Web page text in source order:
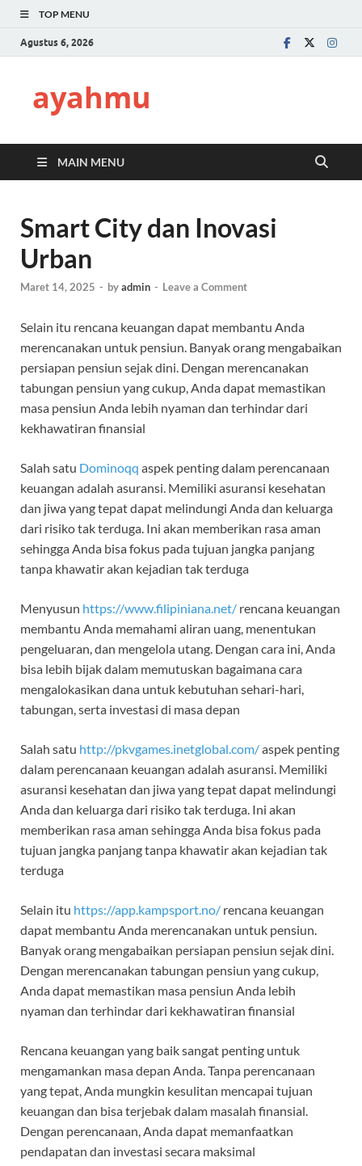
TOP MENU
Agustus 6, 2026
ayahmu
MAIN MENU
Smart City dan Inovasi
Urban
Maret 14, 2025 - byadmin - Leave a Comment
Selain itu rencana keuangan dapat membantu Anda
merencanakan untuk pensiun. Banyak orang mengabaikan
persiapan pensiun sejak dini. Dengan merencanakan
tabungan pensiun yang cukup, Anda dapat memastikan
masa pensiun Anda lebih nyaman dan terhindar dari
kekhawatiran finansial
Salah satu Dominoqq aspek penting dalam perencanaan
keuangan adalah asuransi. Memiliki asuransi kesehatan
dan jiwa yang tepat dapat melindungi Anda dan keluarga
dari risiko tak terduga. Ini akan memberikan rasa aman
sehingga Anda bisa fokus pada tujuan jangka panjang
tanpa khawatir akan kejadian tak terduga
Menyusun https://www.filipiniana.net/ rencana keuangan
membantu Anda memahami aliran uang, menentukan
pengeluaran, dan mengelola utang. Dengan cara ini, Anda
bisa lebih bijak dalam memutuskan bagaimana cara
mengalokasikan dana untuk kebutuhan sehari-hari,
tabungan, serta investasi di masa depan
Salah satu http://pkvgames.inetglobal.com/aspek penting
dalam perencanaan keuangan adalah asuransi. Memiliki
asuransi kesehatan dan jiwa yang tepat dapat melindungi
Anda dan keluarga dari risiko tak terduga. Ini akan
memberikan rasa aman sehingga Anda bisa fokus pada
tujuan jangka panjang tanpa khawatir akan kejadian tak
terduga
Selain itu https://app.kampsport.no/ rencana keuangan
dapat membantu Anda merencanakan untuk pensiun.
Banyak orang mengabaikan persiapan pensiun sejak dini.
Dengan merencanakan tabungan pensiun yang cukup,
Anda dapat memastikan masa pensiun Anda lebih
nyaman dan terhindar dari kekhawatiran finansial
Rencana keuangan yang baik sangat penting untuk
mengamankan masa depan Anda. Tanpa perencanaan
yang tepat, Anda mungkin kesulitan mencapai tujuan
keuangan dan bisa terjebak dalam masalah finansial.
Dengan perencanaan, Anda dapat memanfaatkan
pendapatan dan investasi secara maksimal